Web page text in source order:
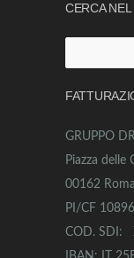
CERCA
GRUPPO
Piazza delle
00162 Roma
PI/CF
COD. SDI: